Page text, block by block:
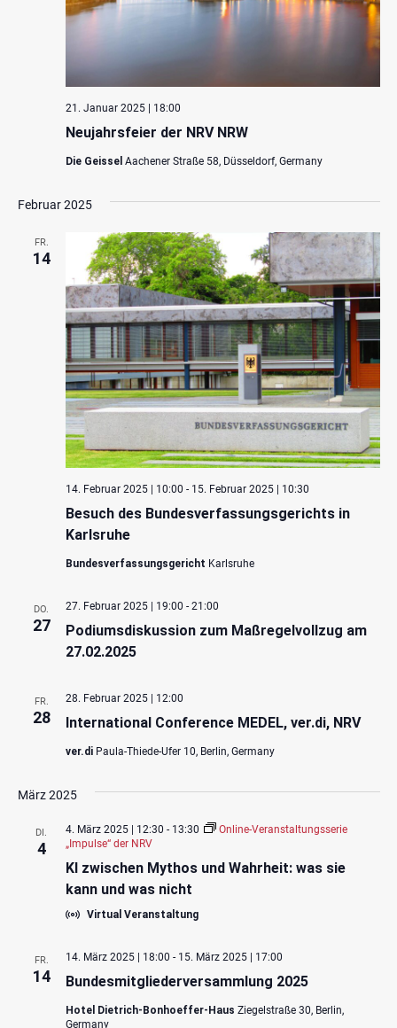
Neujahrsfeier der NRV NRW
21. Januar 2025 | 18:00
Die Geissel Aachener Straße 58, Düsseldorf, Germany
Februar 2025
FR.
14
Besuch des Bundesverfassungsgerichts in
Karlsruhe
14. Februar 2025 | 10:00 - 15. Februar 2025 | 10:30
Bundesverfassungsgericht Karlsruhe
DO.
27
Podiumsdiskussion zum Maßregelvollzug am
27.02.2025
27. Februar 2025 | 19:00 - 21:00
FR.
28 International Conference MEDEL, ver.di, NRV
28. Februar 2025 | 12:00
ver.di Paula-Thiede-Ufer 10, Berlin, Germany
März 2025
DI.
4
KI zwischen Mythos und Wahrheit: was sie
kann und was nicht
4. März 2025 | 12:30 - 13:30
Online-Veranstaltungsserie
„Impulse“ der NRV
Virtual Veranstaltung
FR.
14 Bundesmitgliederversammlung 2025
14. März 2025 | 18:00 - 15. März 2025 | 17:00
Hotel Dietrich-Bonhoeffer-Haus Ziegelstraße 30, Berlin,
Germany